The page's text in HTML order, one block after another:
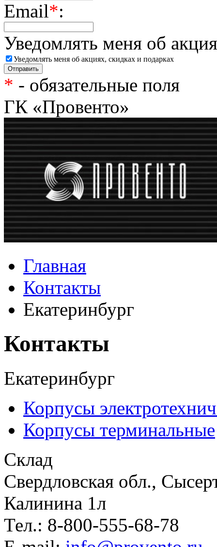
Email*:
Уведомлять меня об
Уведомлять меня об акциях, скидках и подарках
* - обязательные поля
ГК «Провенто»
Главная
Контакты
Екатеринбург
Контакты
Екатеринбург
Корпусы
Корпусы терминальные
Склад
Свердловская обл.,
Калинина 1л
Тел.: 8-800-555-68-78